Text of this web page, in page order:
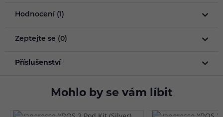
Hodnocení (1)
Zeptejte se (0)
Příslušenství
Mohlo by se vám líbit